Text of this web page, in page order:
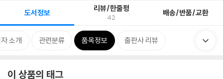
도서정보 리뷰/한줄평
42 배송/반품/교환
소개 관련분류 품목정보 출판사 리뷰
이 상품의 태그